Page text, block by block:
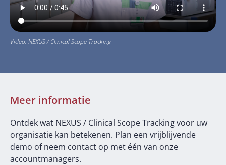
Video: NEXUS / Clinical Scope Tracking
Meer informatie
Ontdek wat NEXUS / Clinical Scope Tracking voor uw
organisatie kan betekenen. Plan een vrijblijvende
demo of neem contact op met één van onze
accountmanagers.